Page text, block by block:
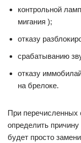
контрольной
мигания );
отказу
срабатыванию
отказу
на брелоке.
При перечисленных
определить
будет просто